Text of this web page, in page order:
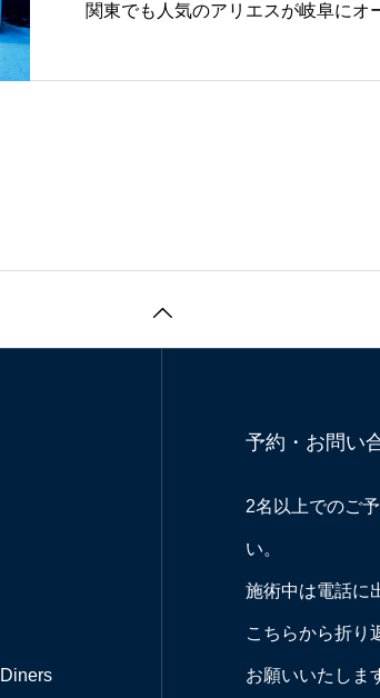
予約・お問い
2名以上でのご
い。
施術中は電話に
こちらから折り
お願いいたしま